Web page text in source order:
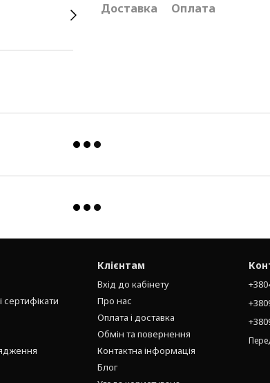
Доставка Оплата
сертифікати
Клієнтам
Вхід до кабінету
Про нас
Оплата і доставка
Обмін та повернення
Контактна інформація
Блог